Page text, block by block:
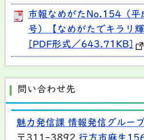
市報なめがたNo.154（平
号）【なめがたでキラリ
[PDF形式／643.71KB]
問い合わせ先
魅力発信課 情報発信グループ